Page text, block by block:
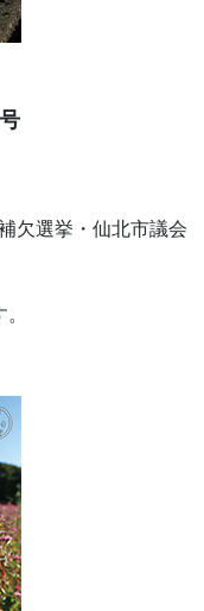
欠選挙・仙北市議会